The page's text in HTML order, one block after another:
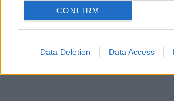
CONFIRM
Data Deletion Data Access